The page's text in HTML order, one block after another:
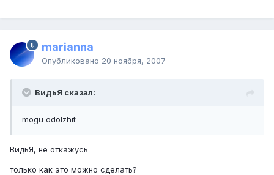
marianna
Опубликовано 20 ноября, 2007
ВидьЯ сказал:
mogu odolzhit
ВидьЯ, не откажусь
только как это можно сделать?